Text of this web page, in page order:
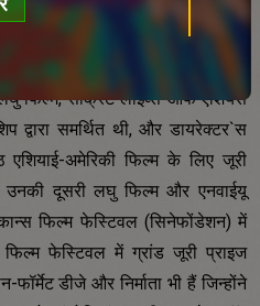
विषयक कलाकार हैं जो न्यूयॉर्क और
छात्रवृत्ति पर एनवाईयू ग्रेजुएट फिल्म
लघु फिल्म, सीक्रेट लाइव्स ऑफ एशियंस
द्वारा समर्थित थी, और डायरेक्टर`स
एशियाई-अमेरिकी फिल्म के लिए जूरी
उनकी दूसरी लघु फिल्म और एनवाईयू
फिल्म फेस्टिवल (सिनेफोंडेशन) में
फेस्टिवल में ग्रांड जूरी प्राइज
डीजे और निर्माता भी हैं जिन्होंने